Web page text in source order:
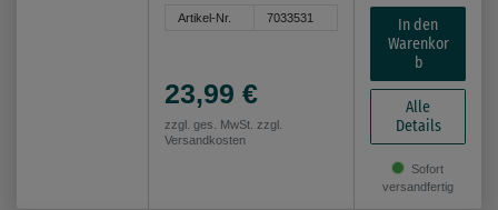
Artikel-Nr. 7033531
23,99 €
zzgl. ges. MwSt. zzgl.
Versandkosten
In den
Warenkor
b
Alle
Details
Sofort
versandfertig